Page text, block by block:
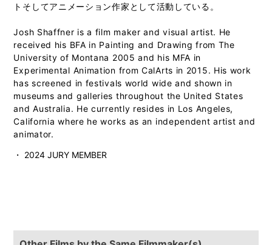
トそしてアニメーション作家として活動している。
Josh Shaffner is a film maker and visual artist. He
received his BFA in Painting and Drawing from The
University of Montana 2005 and his MFA in
Experimental Animation from CalArts in 2015. His work
has screened in festivals world wide and shown in
museums and galleries throughout the United States
and Australia. He currently resides in Los Angeles,
California where he works as an independent artist and
animator.
・ 2024 JURY MEMBER